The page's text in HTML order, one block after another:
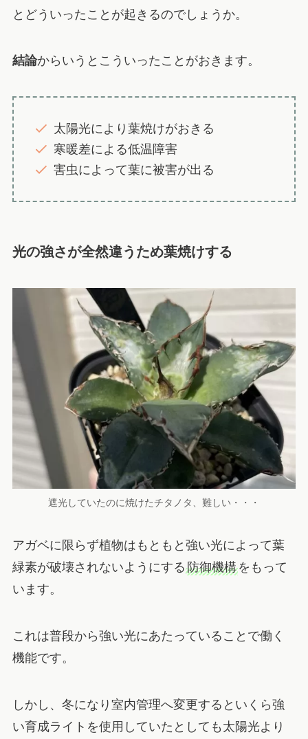
とどういったことが起きるのでしょうか。
結論からいうとこういったことがおきます。
太陽光により葉焼けがおきる
寒暖差による低温障害
害虫によって葉に被害が出る
光の強さが全然違うため葉焼けする
遮光していたのに焼けたチタノタ、難しい・・・
アガベに限らず植物はもともと強い光によって葉
緑素が破壊されないようにする防御機構をもって
います。
これは普段から強い光にあたっていることで働く
機能です。
しかし、冬になり室内管理へ変更するといくら強
い育成ライトを使用していたとしても太陽光より